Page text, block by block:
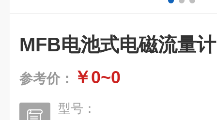
MFB电池式电磁流量计
参考价： ￥0~0
型号：